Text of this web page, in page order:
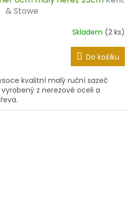
& Stowe
Skladem (2 ks)
Do košíku
kvalitní malý ruční sazeč
z nerezové oceli a